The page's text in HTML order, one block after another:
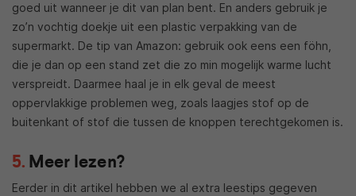
goed uit wanneer je dit van plan bent. En anders gebruik je
zo’n vochtig doekje uit een plastic verpakking van de
supermarkt. De tip van Amazon: gebruik ook eens een föhn,
die je dan op een stand zet die zo min mogelijk warme lucht
verspreidt. Daarmee haal je in elk geval de meest
oppervlakkige problemen weg, zoals laagjes stof op de
buitenkant of stof die tussen de knoppen terechtgekomen is.
Meer lezen?
Eerder in dit artikel hebben we al extra leestips gegeven